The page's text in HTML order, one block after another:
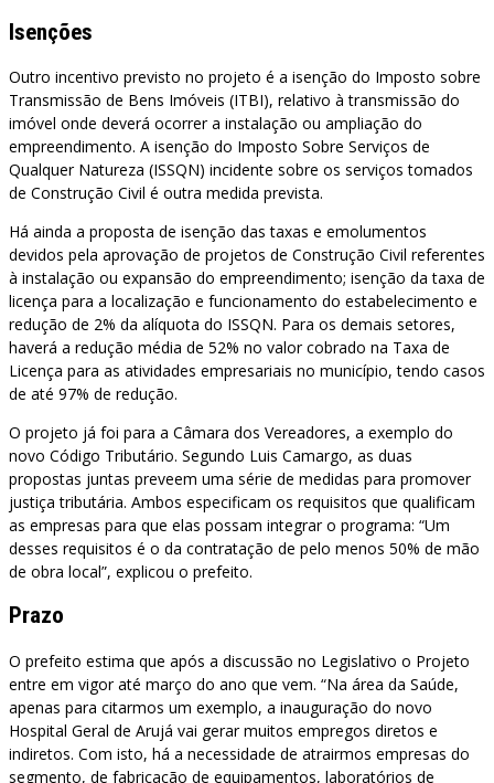
Isenções
Outro incentivo previsto no projeto é a isenção do Imposto sobre
Transmissão de Bens Imóveis (ITBI), relativo à transmissão do
imóvel onde deverá ocorrer a instalação ou ampliação do
empreendimento. A isenção do Imposto Sobre Serviços de
Qualquer Natureza (ISSQN) incidente sobre os serviços tomados
de Construção Civil é outra medida prevista.
Há ainda a proposta de isenção das taxas e emolumentos
devidos pela aprovação de projetos de Construção Civil referentes
à instalação ou expansão do empreendimento; isenção da taxa de
licença para a localização e funcionamento do estabelecimento e
redução de 2% da alíquota do ISSQN. Para os demais setores,
haverá a redução média de 52% no valor cobrado na Taxa de
Licença para as atividades empresariais no município, tendo casos
de até 97% de redução.
O projeto já foi para a Câmara dos Vereadores, a exemplo do
novo Código Tributário. Segundo Luis Camargo, as duas
propostas juntas preveem uma série de medidas para promover
justiça tributária. Ambos especificam os requisitos que qualificam
as empresas para que elas possam integrar o programa: “Um
desses requisitos é o da contratação de pelo menos 50% de mão
de obra local”, explicou o prefeito.
Prazo
O prefeito estima que após a discussão no Legislativo o Projeto
entre em vigor até março do ano que vem. “Na área da Saúde,
apenas para citarmos um exemplo, a inauguração do novo
Hospital Geral de Arujá vai gerar muitos empregos diretos e
indiretos. Com isto, há a necessidade de atrairmos empresas do
segmento, de fabricação de equipamentos, laboratórios de